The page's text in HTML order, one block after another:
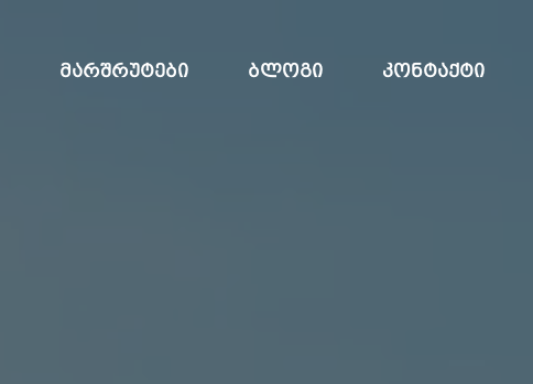
ᲛᲐᲠᲨᲠᲣᲢᲔᲑᲘ ᲑᲚᲝᲒᲘ ᲙᲝᲜᲢᲐᲥᲢᲘ